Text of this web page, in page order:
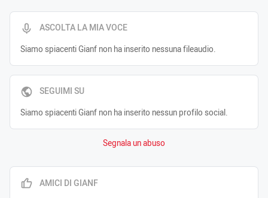
ASCOLTA LA MIA VOCE
Siamo spiacenti Gianf non ha inserito nessuna fileaudio.
SEGUIMI SU
Siamo spiacenti Gianf non ha inserito nessun profilo social.
Segnala un abuso
AMICI DI GIANF